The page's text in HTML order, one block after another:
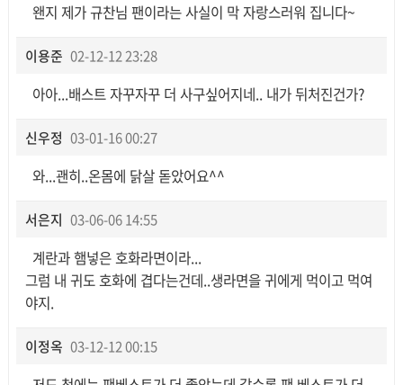
왠지 제가 규찬님 팬이라는 사실이 막 자랑스러워 집니다~
이용준 02-12-12 23:28
아아...배스트 자꾸자꾸 더 사구싶어지네.. 내가 뒤처진건가?
신우정 03-01-16 00:27
와...괜히..온몸에 닭살 돋았어요^^
서은지 03-06-06 14:55
계란과 햄넣은 호화라면이라...
그럼 내 귀도 호화에 겹다는건데..생라면을 귀에게 먹이고 먹여
야지.
이정옥 03-12-12 00:15